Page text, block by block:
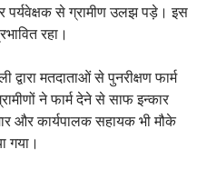
पर्यवेक्षक से ग्रामीण उलझ पड़े। इस
रहा।
मतदाताओं से पुनरीक्षण फार्म
ने फार्म देने से साफ इन्कार
और कार्यपालक सहायक भी मौके
गया।